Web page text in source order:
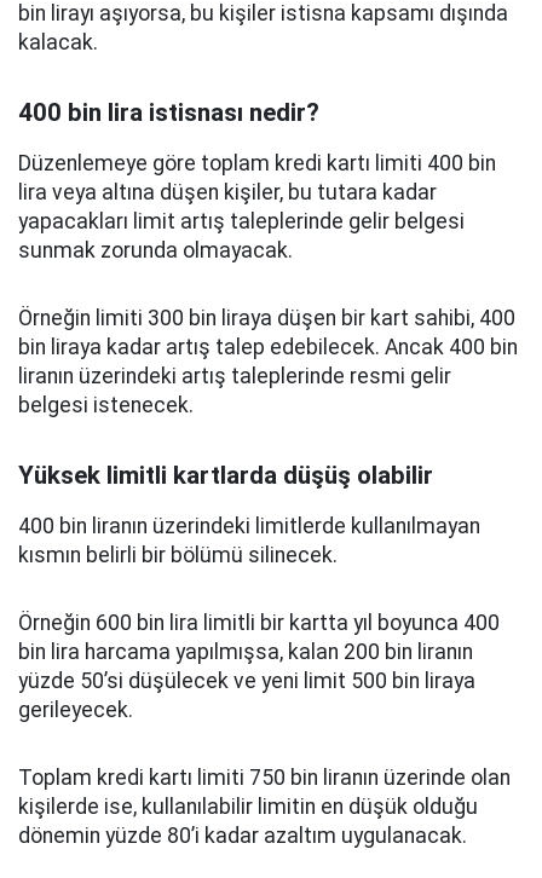
bin lirayı aşıyorsa, bu kişiler istisna kapsamı dışında
kalacak.
400 bin lira istisnası nedir?
Düzenlemeye göre toplam kredi kartı limiti 400 bin
lira veya altına düşen kişiler, bu tutara kadar
yapacakları limit artış taleplerinde gelir belgesi
sunmak zorunda olmayacak.
Örneğin limiti 300 bin liraya düşen bir kart sahibi, 400
bin liraya kadar artış talep edebilecek. Ancak 400 bin
liranın üzerindeki artış taleplerinde resmi gelir
belgesi istenecek.
Yüksek limitli kartlarda düşüş olabilir
400 bin liranın üzerindeki limitlerde kullanılmayan
kısmın belirli bir bölümü silinecek.
Örneğin 600 bin lira limitli bir kartta yıl boyunca 400
bin lira harcama yapılmışsa, kalan 200 bin liranın
yüzde 50’si düşülecek ve yeni limit 500 bin liraya
gerileyecek.
Toplam kredi kartı limiti 750 bin liranın üzerinde olan
kişilerde ise, kullanılabilir limitin en düşük olduğu
dönemin yüzde 80’i kadar azaltım uygulanacak.